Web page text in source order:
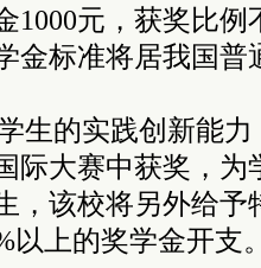
1000元，获奖比
金标准将居我国普
生的实践创新能
际大赛中获奖，为
，该校将另外给予
以上的奖学金开支